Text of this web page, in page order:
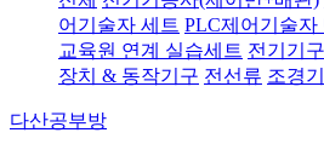
어기술자 세트 PLC제어기술자
교육원 연계 실습세트 전기기
장치 & 동작기구 전선류 조경
다산공부방